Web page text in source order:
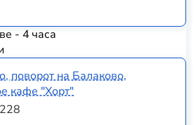
- 4 часа
поворот на Балаково,
кафе "Хорт"